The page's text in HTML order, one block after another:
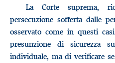
La Corte suprema,
persecuzione sofferta dalle
osservato come in questi
presunzione di sicurezza
individuale, ma di verificare